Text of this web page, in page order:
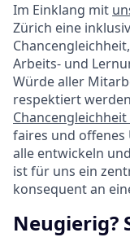
Im Einklang mit
Zürich eine
Arbeits- und
Würde aller
respektiert
faires und offenes
alle entwickeln
ist für uns ein
konsequent an
Neugierig?